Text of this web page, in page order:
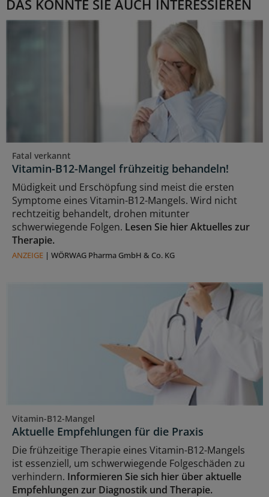
DAS KÖNNTE SIE AUCH INTERESSIEREN
Fatal verkannt
Vitamin-B12-Mangel frühzeitig behandeln!
Müdigkeit und Erschöpfung sind meist die ersten
Symptome eines Vitamin-B12-Mangels. Wird nicht
rechtzeitig behandelt, drohen mitunter
schwerwiegende Folgen. Lesen Sie hier Aktuelles zur
Therapie.
ANZEIGE | WÖRWAG Pharma GmbH & Co. KG
Vitamin-B12-Mangel
Aktuelle Empfehlungen für die Praxis
Die frühzeitige Therapie eines Vitamin-B12-Mangels
ist essenziell, um schwerwiegende Folgeschäden zu
verhindern. Informieren Sie sich hier über aktuelle
Empfehlungen zur Diagnostik und Therapie.